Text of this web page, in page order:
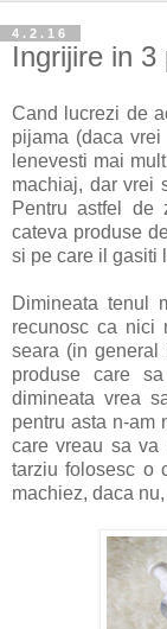
4.2.16
Ingrijire in 3
Cand lucrezi de
pijama (daca
lenevesti mai
machiaj, dar vrei
Pentru astfel de
cateva produse
si pe care il gasiti
Dimineata tenul
recunosc ca nici
seara (in
produse care
dimineata vrea
pentru asta n-am
care vreau sa va
tarziu folosesc o
machiez, daca